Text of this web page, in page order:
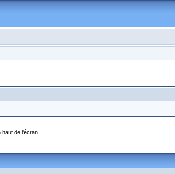
de l'écran.